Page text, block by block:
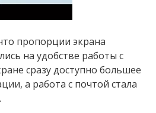
пропорции экрана
на удобстве работы с
сразу доступно большее
а работа с почтой стала